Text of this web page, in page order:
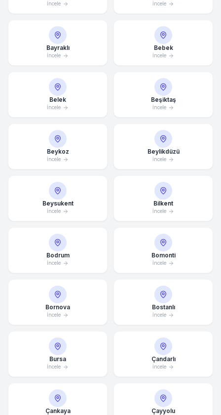
İncele İncele
Bayraklı
İncele
Bebek
İncele
Belek
İncele
Beşiktaş
İncele
Beykoz
İncele
Beylikdüzü
İncele
Beysukent
İncele
Bilkent
İncele
Bodrum
İncele
Bomonti
İncele
Bornova
İncele
Bostanlı
İncele
Bursa
İncele
Çandarlı
İncele
Çankaya Çayyolu